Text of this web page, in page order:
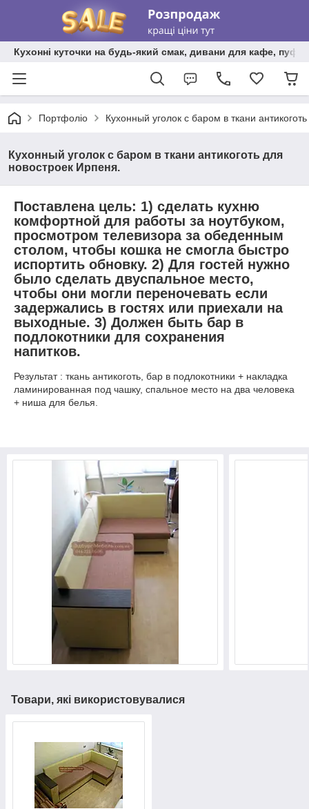
Кухонні куточки на будь-який смак, дивани для кафе,
Портфоліо Кухонный уголок с баром в ткани
Кухонный уголок с баром в ткани антикоготь для
новостроек Ирпеня.
Поставлена цель: 1) сделать кухню
комфортной для работы за ноутбуком,
просмотром телевизора за обеденным
столом, чтобы кошка не смогла быстро
испортить обновку. 2) Для гостей нужно
было сделать двуспальное место,
чтобы они могли переночевать если
задержались в гостях или приехали на
выходные. 3) Должен быть бар в
подлокотники для сохранения
напитков.
Результат : ткань антикоготь, бар в подлокотники + накладка
ламинированная под чашку, спальное место на два человека
+ ниша для белья.
Товари, які використовувалися